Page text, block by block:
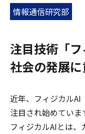
情報通信研究部
注目技術「フ
社会の発展に
近年、フィジカルAI
注目され始めていま
フィジカルAIとは